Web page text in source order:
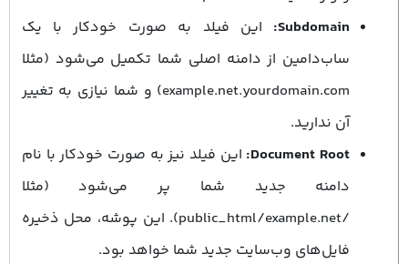
Subdomain:
این فیلد به صورت خودکار با یک
ساب‌دامین از دامنه اصلی شما تکمیل می‌شود (مثلا
example.net.yourdomain.com) و شما نیازی به تغییر
آن ندارید.
Document Root: این فیلد نیز به صورت خودکار با نام
دامنه‌ جدید شما پر می‌شود (مثلا
/public_html/example.net). این پوشه، محل ذخیره
فایل‌های وب‌سایت جدید شما خواهد بود.